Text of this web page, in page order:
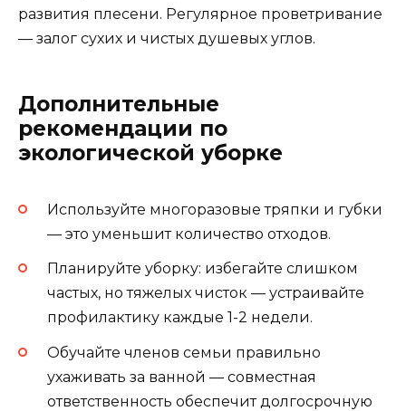
развития плесени. Регулярное проветривание
— залог сухих и чистых душевых углов.
Дополнительные
рекомендации по
экологической уборке
Используйте многоразовые тряпки и губки
— это уменьшит количество отходов.
Планируйте уборку: избегайте слишком
частых, но тяжелых чисток — устраивайте
профилактику каждые 1-2 недели.
Обучайте членов семьи правильно
ухаживать за ванной — совместная
ответственность обеспечит долгосрочную